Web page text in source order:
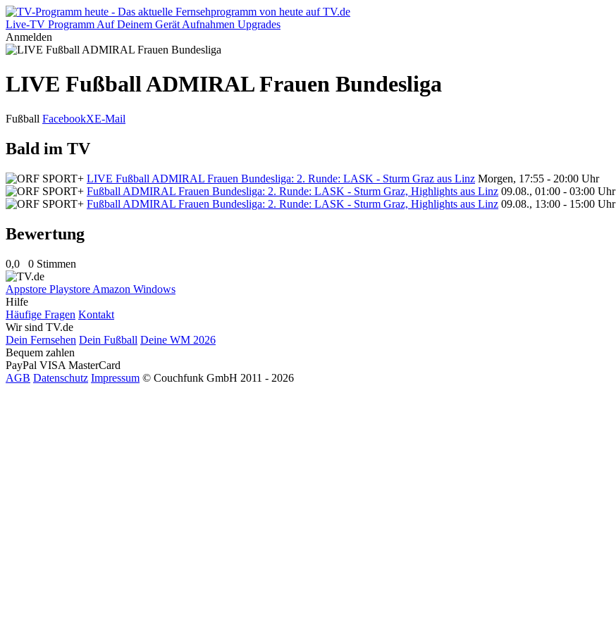
Live-TV Programm Auf Deinem Gerät Aufnahmen Upgrades
Anmelden
LIVE Fußball ADMIRAL Frauen Bundesliga
Fußball FacebookXE-Mail
Bald im TV
LIVE Fußball ADMIRAL Frauen Bundesliga: 2. Runde: LASK - Sturm Graz aus Linz Morgen, 17:55 - 20:00 Uhr
Fußball ADMIRAL Frauen Bundesliga: 2. Runde: LASK - Sturm Graz, Highlights aus Linz 09.08., 01:00 - 03:00 Uhr
Fußball ADMIRAL Frauen Bundesliga: 2. Runde: LASK - Sturm Graz, Highlights aus Linz 09.08., 13:00 - 15:00 Uhr
Bewertung
0,0 0 Stimmen
Appstore Playstore Amazon Windows
Hilfe
Häufige Fragen Kontakt
Wir sind TV.de
Dein Fernsehen Dein Fußball Deine WM 2026
Bequem zahlen
PayPal VISA MasterCard
AGB Datenschutz Impressum © Couchfunk GmbH 2011 - 2026